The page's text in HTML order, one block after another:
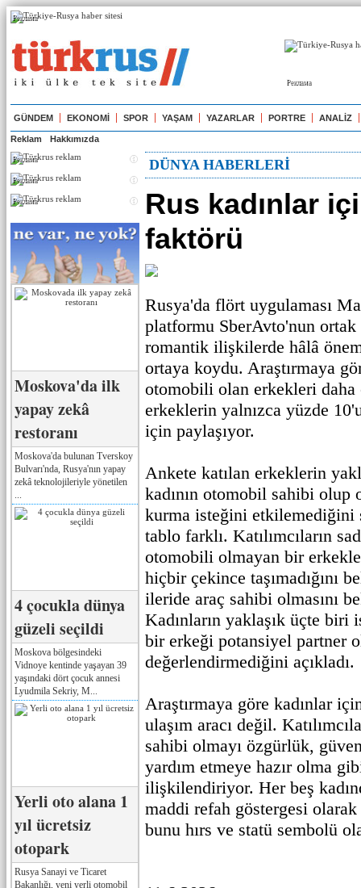
Реклама
Реклама
GÜNDEM EKONOMİ SPOR YAŞAM YAZARLAR PORTRE ANALİZ
Reklam Hakkımızda
Реклама
Реклама
Реклама
Moskova'da ilk
yapay zekâ
restoranı
Moskova'da bulunan Tverskoy
Bulvarı'nda, Rusya'nın yapay
zekâ teknolojileriyle yönetilen
4 çocukla dünya
güzeli seçildi
Moskova bölgesindeki
Vidnoye kentinde yaşayan 39
yaşındaki dört çocuk annesi
Lyudmila Sekriy, M...
Yerli oto alana 1
yıl ücretsiz
otopark
Rusya Sanayi ve Ticaret
Bakanlığı, yeni yerli otomobil
DÜNYA HABERLERİ
Rus kadınlar
faktörü
Rusya'da flört uygulaması
platformu SberAvto'nun ortak
romantik ilişkilerde hâlâ
ortaya koydu. Araştırmaya
otomobili olan erkekleri
erkeklerin yalnızca yüzde
için paylaşıyor.
Ankete katılan erkeklerin
kadının otomobil sahibi olup
kurma isteğini etkilemediğini
tablo farklı. Katılımcıların
otomobili olmayan bir
hiçbir çekince taşımadığını
ileride araç sahibi olmasını
Kadınların yaklaşık üçte
bir erkeği potansiyel partner
değerlendirmediğini açıkladı.
Araştırmaya göre kadınlar
ulaşım aracı değil.
sahibi olmayı özgürlük,
yardım etmeye hazır olma
ilişkilendiriyor. Her beş
maddi refah göstergesi
bunu hırs ve statü sembolü